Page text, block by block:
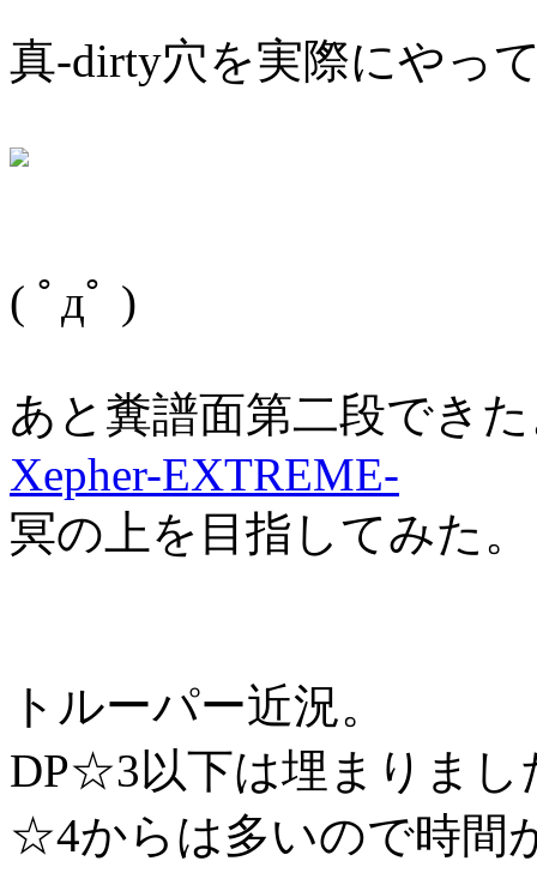
真-dirty穴を実際にやっ
( ﾟдﾟ )
あと糞譜面第二段でき
Xepher-EXTREME-
冥の上を目指してみた。
トルーパー近況。
DP☆3以下は埋まりまし
☆4からは多いので時間